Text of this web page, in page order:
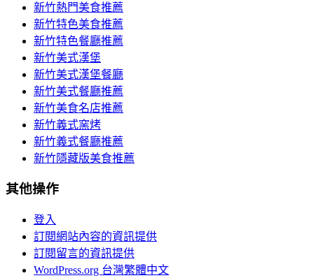
新竹熱門美食推薦
新竹特色美食推薦
新竹特色餐廳推薦
新竹美式漢堡
新竹美式漢堡餐廳
新竹美式餐廳推薦
新竹美食名店推薦
新竹義式窯烤
新竹義式餐廳推薦
新竹隱藏版美食推薦
其他操作
登入
訂閱網站內容的資訊提供
訂閱留言的資訊提供
WordPress.org 台灣繁體中文